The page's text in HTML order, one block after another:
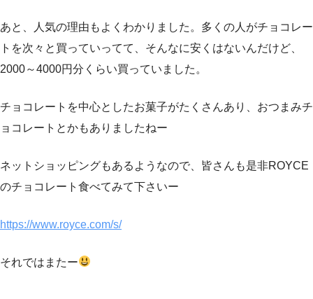
あと、人気の理由もよくわかりました。多くの人がチョコレー
トを次々と買っていってて、そんなに安くはないんだけど、
2000～4000円分くらい買っていました。
チョコレートを中心としたお菓子がたくさんあり、おつまみチ
ョコレートとかもありましたねー
ネットショッピングもあるようなので、皆さんも是非ROYCE
のチョコレート食べてみて下さいー
https://www.royce.com/s/
それではまたー